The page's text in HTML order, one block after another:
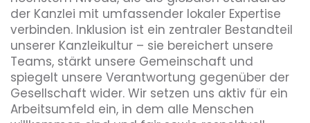
der Kanzlei mit umfassender lokaler Expertise
verbinden. Inklusion ist ein zentraler Bestandteil
unserer Kanzleikultur – sie bereichert unsere
Teams, stärkt unsere Gemeinschaft und
spiegelt unsere Verantwortung gegenüber der
Gesellschaft wider. Wir setzen uns aktiv für ein
Arbeitsumfeld ein, in dem alle Menschen